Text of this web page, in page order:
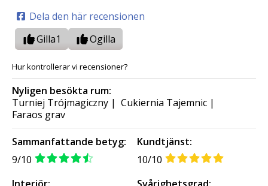
Dela den här recensionen
Gilla1 Ogilla
Hur kontrollerar vi recensioner?
Nyligen besökta rum:
Turniej Trójmagiczny | Cukiernia Tajemnic |
Faraos grav
Sammanfattande betyg:
9/10
Kundtjänst:
10/10